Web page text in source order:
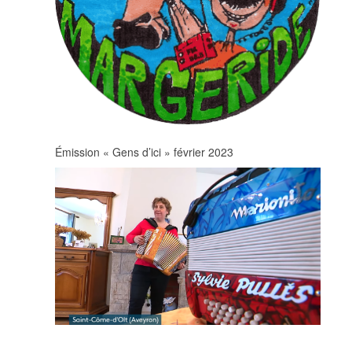
Émission « Gens d’ici » février 2023